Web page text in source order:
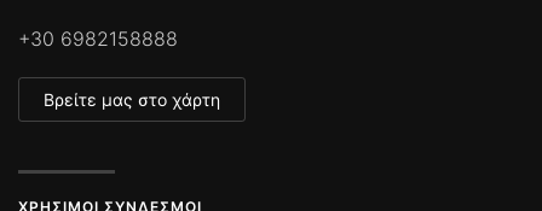
+30 6982158888
Βρείτε μας στο χάρτη
ΧΡΉΣΙΜΟΙ ΣΎΝΔΕΣΜΟΙ